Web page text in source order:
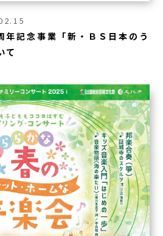
年記念事業「新・ＢＳ日本のう
て